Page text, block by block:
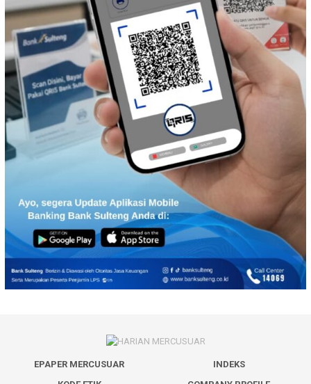
EPAPER MERCUSUAR
INDEKS